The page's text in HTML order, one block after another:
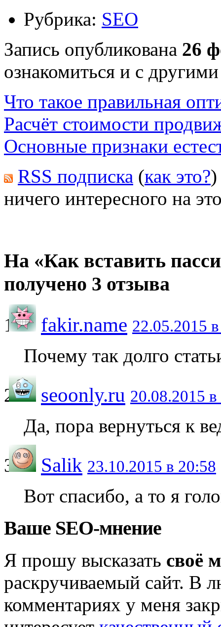
Рубрика: SEO
Запись опубликована 26
ознакомиться и с
Что такое правильная
Расчёт стоимости
Основные признаки
RSS подписка (как это?)
ничего интересного на
На «Как вставить
получено 3 отзыва
fakir.name 22.05.2015
Почему так долго
seoonly.ru 20.08.2015
Да, пора вернуться к
Salik 23.10.2015 в 20:58
Вот спасибо, а то я
Ваше SEO-мнение
Я прошу высказать своё
раскручиваемый сайт. В
комментариях у меня